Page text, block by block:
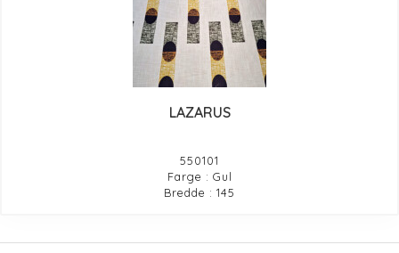
LAZARUS
550101
Farge : Gul
Bredde : 145